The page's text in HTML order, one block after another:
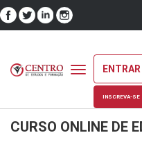
Toggle
navigation
ENTRAR
INSCREVA-SE
CURSO ONLINE DE